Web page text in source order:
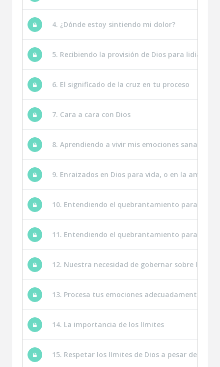
4. ¿Dónde estoy sintiendo mi dolor?
5. Recibiendo la provisión de Dios para lidiar
6. El significado de la cruz en tu proceso
7. Cara a cara con Dios
8. Aprendiendo a vivir mis emociones sanamente
9. Enraizados en Dios para vida, o en la
10. Entendiendo el quebrantamiento para
11. Entendiendo el quebrantamiento para
12. Nuestra necesidad de gobernar sobre las
13. Procesa tus emociones adecuadamente
14. La importancia de los límites
15. Respetar los límites de Dios a pesar del